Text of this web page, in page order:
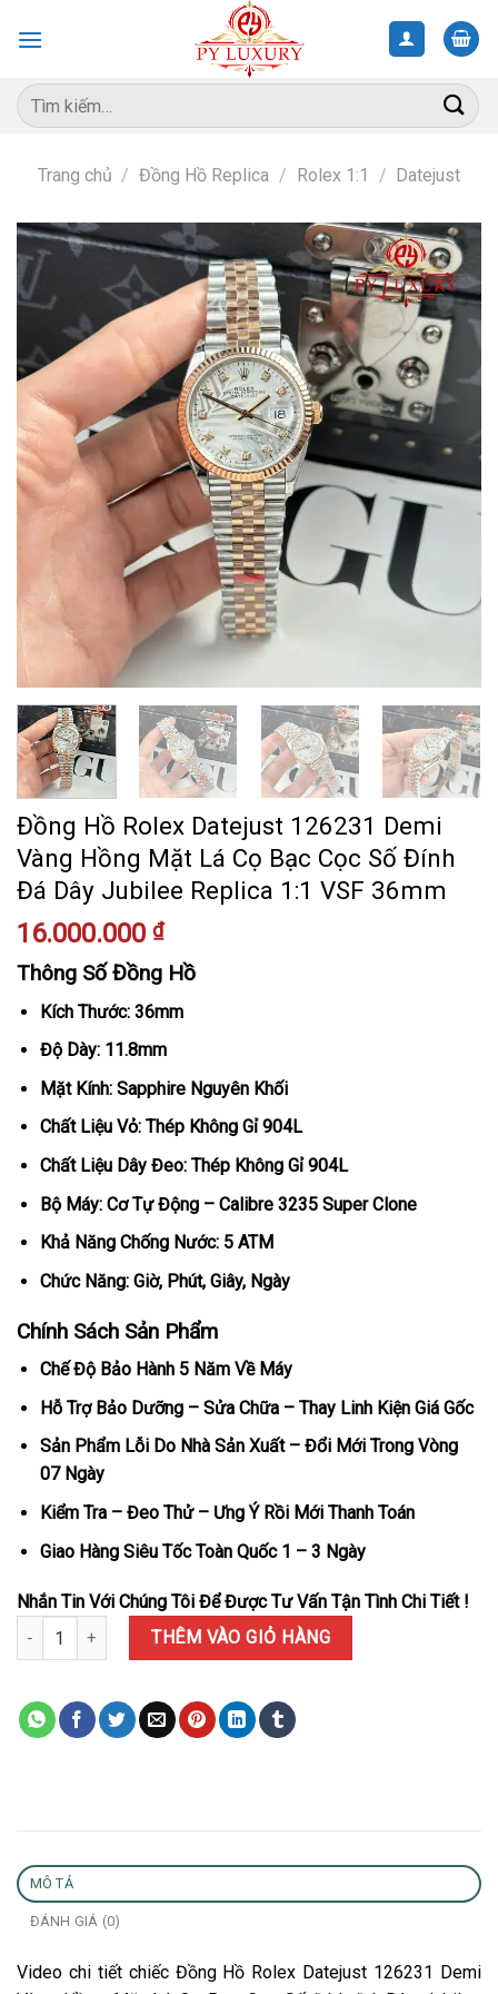
Tìm
kiếm:
Trang chủ / Đồng Hồ Replica / Rolex 1:1 / Datejust
Đồng Hồ Rolex Datejust 126231 Demi
Vàng Hồng Mặt Lá Cọ Bạc Cọc Số Đính
Đá Dây Jubilee Replica 1:1 VSF 36mm
16.000.000 ₫
Thông Số Đồng Hồ
Kích Thước: 36mm
Độ Dày: 11.8mm
Mặt Kính: Sapphire Nguyên Khối
Chất Liệu Vỏ: Thép Không Gỉ 904L
Chất Liệu Dây Đeo: Thép Không Gỉ 904L
Bộ Máy: Cơ Tự Động – Calibre 3235 Super Clone
Khả Năng Chống Nước: 5 ATM
Chức Năng: Giờ, Phút, Giây, Ngày
Chính Sách Sản Phẩm
Chế Độ Bảo Hành 5 Năm Về Máy
Hỗ Trợ Bảo Dưỡng – Sửa Chữa – Thay Linh Kiện Giá Gốc
Sản Phẩm Lỗi Do Nhà Sản Xuất – Đổi Mới Trong Vòng
07 Ngày
Kiểm Tra – Đeo Thử – Ưng Ý Rồi Mới Thanh Toán
Giao Hàng Siêu Tốc Toàn Quốc 1 – 3 Ngày
Nhắn Tin Với Chúng Tôi Để Được Tư Vấn Tận Tình Chi Tiết !
Đồng Hồ Rolex Datejust 126231 Demi Vàng Hồng Mặt Lá Cọ Bạc
THÊM VÀO GIỎ HÀNG
MÔ TẢ
ĐÁNH GIÁ (0)
Video chi tiết chiếc Đồng Hồ Rolex Datejust 126231 Demi